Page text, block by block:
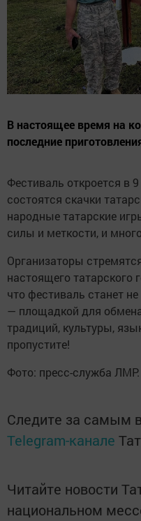
В настоящее время на
последние
Фестиваль откроется в
состоятся скачки
народные татарские
силы и меткости, и
Организаторы
настоящего татарского
что фестиваль станет
— площадкой для
традиций, культуры,
пропустите!
Фото: пресс-служба ЛМР.
Следите за самым
Telegram-канале
Читайте новости
национальном